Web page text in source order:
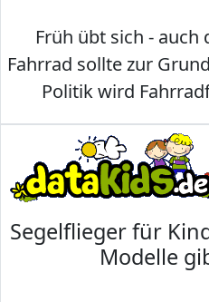
Früh übt sich - auch
Fahrrad sollte zur
Politik wird
Segelflieger für
Modelle